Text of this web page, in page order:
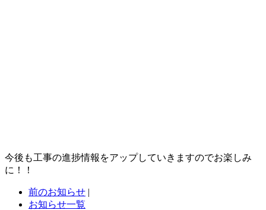
今後も工事の進捗情報をアップしていきますのでお楽しみ
に！！
前のお知らせ |
お知らせ一覧